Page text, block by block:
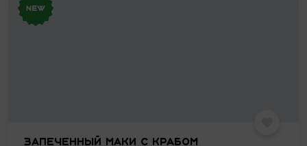
Запеченный маки с крабом